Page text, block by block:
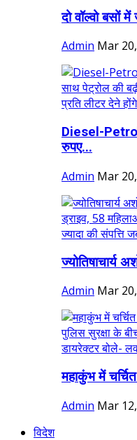
दो वॉल्वो बसों
Admin Mar
Diesel-
रुपए...
Admin Mar
ज्योतिषाचार्य
Admin Mar
महाकुंभ में
Admin Mar
विदेश